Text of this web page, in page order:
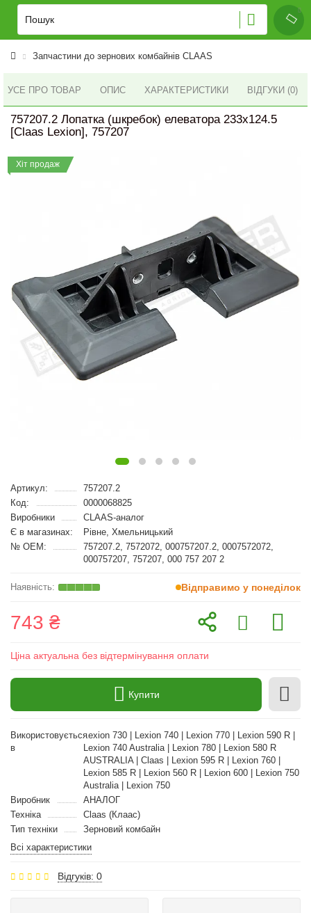
Запчастини до зернових комбайнів CLAAS
УСЕ ПРО ТОВАР ОПИС ХАРАКТЕРИСТИКИ ВІДГУКИ (0)
757207.2 Лопатка (шкребок) елеватора 233x124.5
[Claas Lexion], 757207
Хіт продаж
Артикул:
757207.2
Код:
0000068825
Виробники
CLAAS-аналог
Є в магазинах:
Рівне, Хмельницький
№ OEM:
757207.2, 7572072, 000757207.2, 0007572072,
000757207, 757207, 000 757 207 2
Відправимо у понеділок
743 ₴
Ціна актуальна без відтермінування оплати
Купити
Використовується
в
Lexion 730 | Lexion 740 | Lexion 770 | Lexion 590 R |
Lexion 740 Australia | Lexion 780 | Lexion 580 R
AUSTRALIA | Claas | Lexion 595 R | Lexion 760 |
Lexion 585 R | Lexion 560 R | Lexion 600 | Lexion 750
Australia | Lexion 750
Виробник
АНАЛОГ
Техніка
Claas (Клаас)
Тип техніки
Зерновий комбайн
Всі характеристики
Відгуків: 0